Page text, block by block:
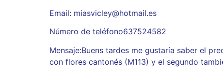
Email: miasvicley@hotmail.es
Número de teléfono637524582
Mensaje:Buens tardes me gustaría saber el
con flores cantonés (M113) y el segundo